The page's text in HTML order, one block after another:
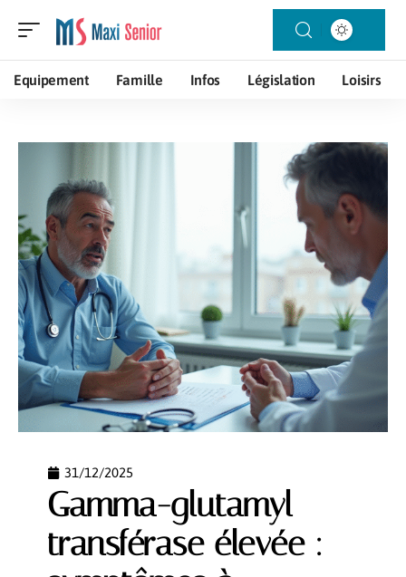
Equipement Famille Infos Législation Loisirs
31/12/2025
Gamma-glutamyl
transférase élevée :